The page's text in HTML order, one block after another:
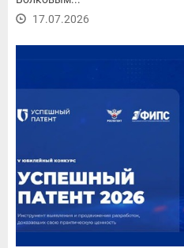
17.07.2026